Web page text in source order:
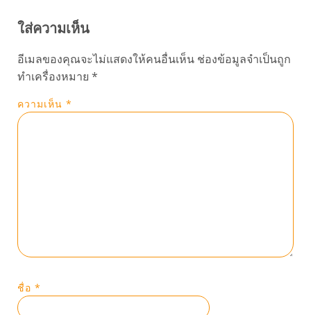
ใส่ความเห็น
อีเมลของคุณจะไม่แสดงให้คนอื่นเห็น ช่องข้อมูลจำเป็นถูก
ทำเครื่องหมาย *
ความเห็น *
ชื่อ *